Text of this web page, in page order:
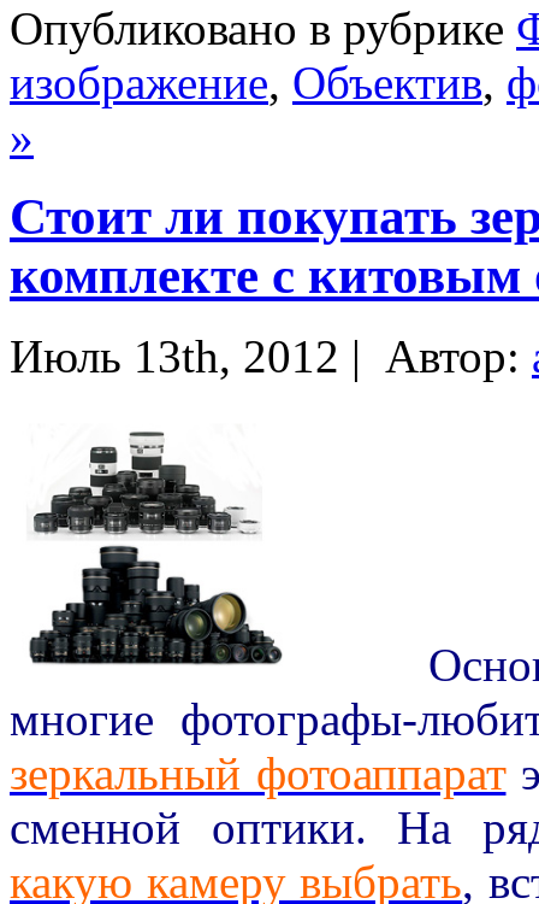
Опубликовано в рубрике
изображение, Объектив,
»
Стоит ли покупать
комплекте с китовым
Июль 13th, 2012 | Автор:
многие фотографы-
зеркальный фотоаппарат
сменной оптики. На
какую камеру выбрать,